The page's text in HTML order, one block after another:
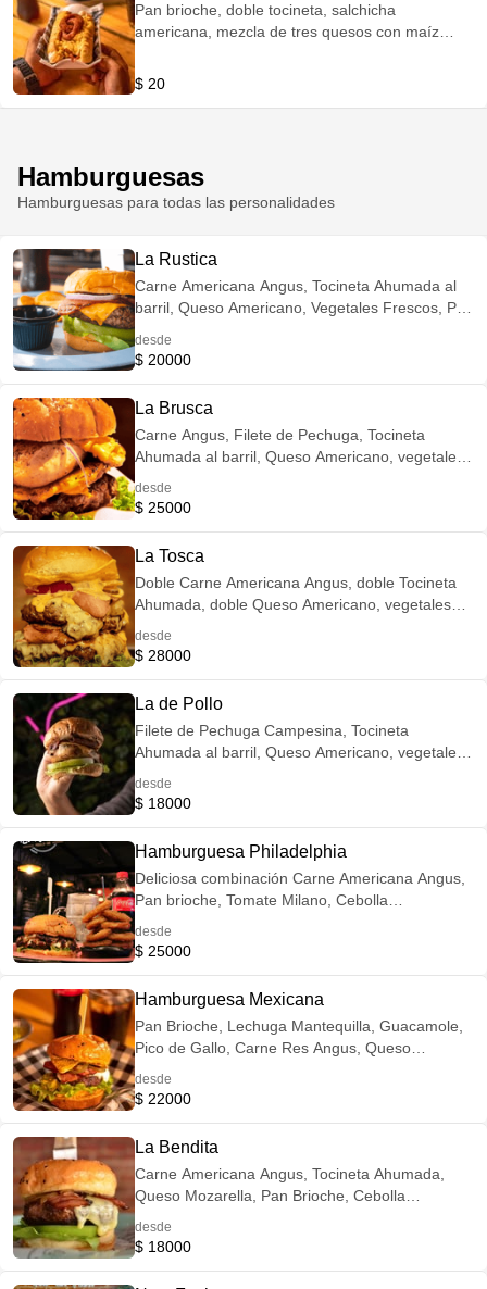
Pan brioche, doble tocineta, salchicha
americana, mezcla de tres quesos con maíz
$ 20
Hamburguesas
Hamburguesas para todas las personalidades
La Rustica
Carne Americana Angus, Tocineta Ahumada al
barril, Queso Americano, Vegetales Frescos, Pan
desde
$ 20000
La Brusca
Carne Angus, Filete de Pechuga, Tocineta
Ahumada al barril, Queso Americano, vegetales
desde
$ 25000
La Tosca
Doble Carne Americana Angus, doble Tocineta
Ahumada, doble Queso Americano, vegetales
desde
$ 28000
La de Pollo
Filete de Pechuga Campesina, Tocineta
Ahumada al barril, Queso Americano, vegetales
desde
$ 18000
Hamburguesa Philadelphia
Deliciosa combinación Carne Americana Angus,
Pan brioche, Tomate Milano, Cebolla
Philadelphia y aros de cebolla.
desde
$ 25000
Hamburguesa Mexicana
Pan Brioche, Lechuga Mantequilla, Guacamole,
Pico de Gallo, Carne Res Angus, Queso
Totopos
desde
$ 22000
La Bendita
Carne Americana Angus, Tocineta Ahumada,
Queso Mozarella, Pan Brioche, Cebolla
desde
$ 18000